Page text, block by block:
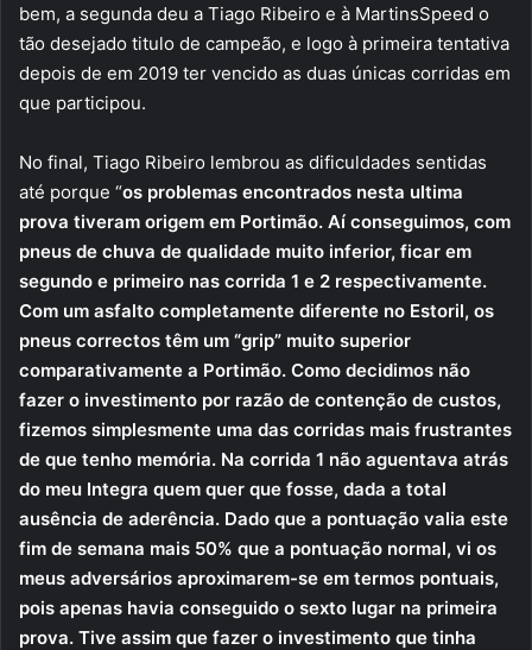
bem, a segunda deu a Tiago Ribeiro e à MartinsSpeed o
tão desejado titulo de campeão, e logo à primeira tentativa
depois de em 2019 ter vencido as duas únicas corridas em
que participou.
No final, Tiago Ribeiro lembrou as dificuldades sentidas
até porque “os problemas encontrados nesta ultima
prova tiveram origem em Portimão. Aí conseguimos, com
pneus de chuva de qualidade muito inferior, ficar em
segundo e primeiro nas corrida 1 e 2 respectivamente.
Com um asfalto completamente diferente no Estoril, os
pneus correctos têm um “grip” muito superior
comparativamente a Portimão. Como decidimos não
fazer o investimento por razão de contenção de custos,
fizemos simplesmente uma das corridas mais frustrantes
de que tenho memória. Na corrida 1 não aguentava atrás
do meu Integra quem quer que fosse, dada a total
ausência de aderência. Dado que a pontuação valia este
fim de semana mais 50% que a pontuação normal, vi os
meus adversários aproximarem-se em termos pontuais,
pois apenas havia conseguido o sexto lugar na primeira
prova. Tive assim que fazer o investimento que tinha